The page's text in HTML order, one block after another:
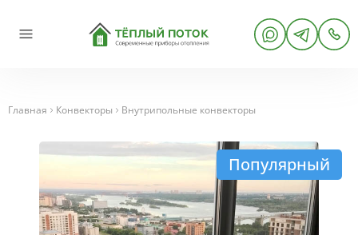
Главная Конвекторы Внутрипольные конвекторы
Популярный